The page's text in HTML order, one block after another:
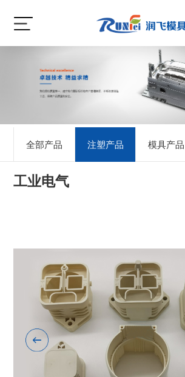
全部产品 注塑产品 模具产品
工业电气